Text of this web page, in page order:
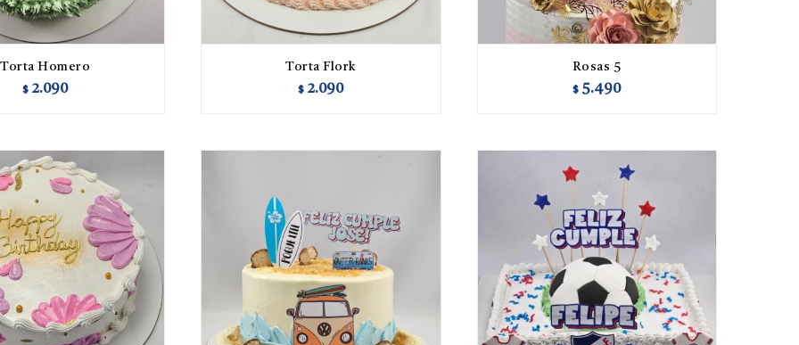
Torta Homero
$ 2.090
Torta Flork
$ 2.090
Rosas 5
$ 5.490